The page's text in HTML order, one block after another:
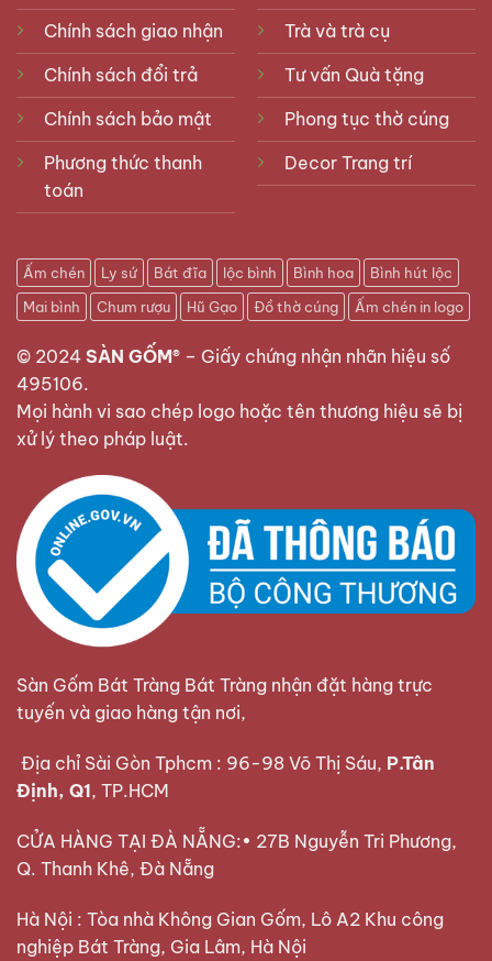
Chính sách giao nhận
Chính sách đổi trả
Chính sách bảo mật
Phương thức thanh
toán
Trà và trà cụ
Tư vấn Quà tặng
Phong tục thờ cúng
Decor Trang trí
Ấm chén Ly sứ Bát đĩa lộc bình Bình hoa
Bình hút lộc
Mai bình
Chum rượu Hũ Gạo Đồ thờ cúng Ấm chén in logo
© 2024 SÀN GỐM® – Giấy chứng nhận nhãn hiệu số
495106.
Mọi hành vi sao chép logo hoặc tên thương hiệu sẽ bị
xử lý theo pháp luật.
Sàn Gốm Bát Tràng Bát Tràng nhận đặt hàng trực
tuyến và giao hàng tận nơi,
Địa chỉ Sài Gòn Tphcm : 96-98 Võ Thị Sáu, P.Tân
Định, Q1, TP.HCM
CỬA HÀNG TẠI ĐÀ NẴNG:• 27B Nguyễn Tri Phương,
Q. Thanh Khê, Đà Nẵng
Hà Nội : Tòa nhà Không Gian Gốm, Lô A2 Khu công
nghiệp Bát Tràng, Gia Lâm, Hà Nội